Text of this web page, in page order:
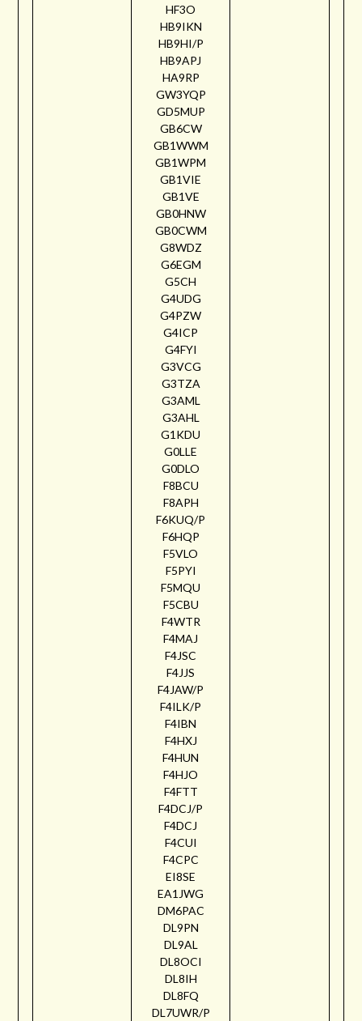
HF3O
HB9IKN
HB9HI/P
HB9APJ
HA9RP
GW3YQP
GD5MUP
GB6CW
GB1WWM
GB1WPM
GB1VIE
GB1VE
GB0HNW
GB0CWM
G8WDZ
G6EGM
G5CH
G4UDG
G4PZW
G4ICP
G4FYI
G3VCG
G3TZA
G3AML
G3AHL
G1KDU
G0LLE
G0DLO
F8BCU
F8APH
F6KUQ/P
F6HQP
F5VLO
F5PYI
F5MQU
F5CBU
F4WTR
F4MAJ
F4JSC
F4JJS
F4JAW/P
F4ILK/P
F4IBN
F4HXJ
F4HUN
F4HJO
F4FTT
F4DCJ/P
F4DCJ
F4CUI
F4CPC
EI8SE
EA1JWG
DM6PAC
DL9PN
DL9AL
DL8OCI
DL8IH
DL8FQ
DL7UWR/P